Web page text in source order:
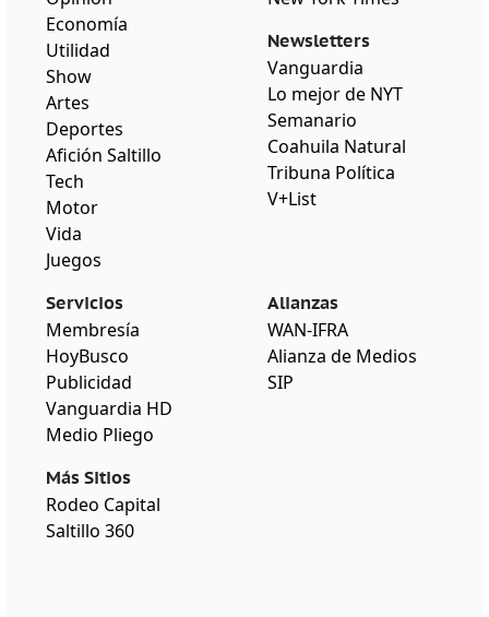
Economía
Utilidad
Show
Artes
Deportes
Afición Saltillo
Tech
Motor
Vida
Juegos
Newsletters
Vanguardia
Lo mejor de NYT
Semanario
Coahuila Natural
Tribuna Política
V+List
Servicios
Membresía
HoyBusco
Publicidad
Vanguardia HD
Medio Pliego
Más Sitios
Rodeo Capital
Saltillo 360
Alianzas
WAN-IFRA
Alianza de Medios
SIP